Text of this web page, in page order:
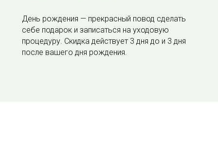
День рождения — прекрасный повод сделать
себе подарок и записаться на уходовую
процедуру. Скидка действует 3 дня до и 3 дня
после вашего дня рождения.